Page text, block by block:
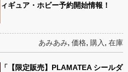
ィギュア・ホビー予約開始情報！
あみあみ, 価格, 購入 , 在庫
「【限定販売】PLAMATEA シールダ